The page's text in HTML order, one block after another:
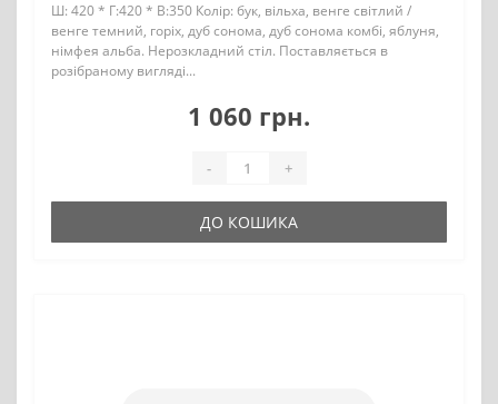
Ш: 420 * Г:420 * В:350 Колір: бук, вільха, венге світлий /
венге темний, горіх, дуб сонома, дуб сонома комбі, яблуня,
німфея альба. Нерозкладний стіл. Поставляється в
розібраному вигляді...
1 060 грн.
- +
ДО КОШИКА